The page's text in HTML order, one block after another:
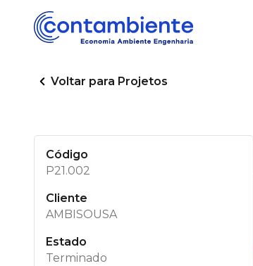
Voltar para Projetos
Código
P21.002
Cliente
AMBISOUSA
Estado
Terminado